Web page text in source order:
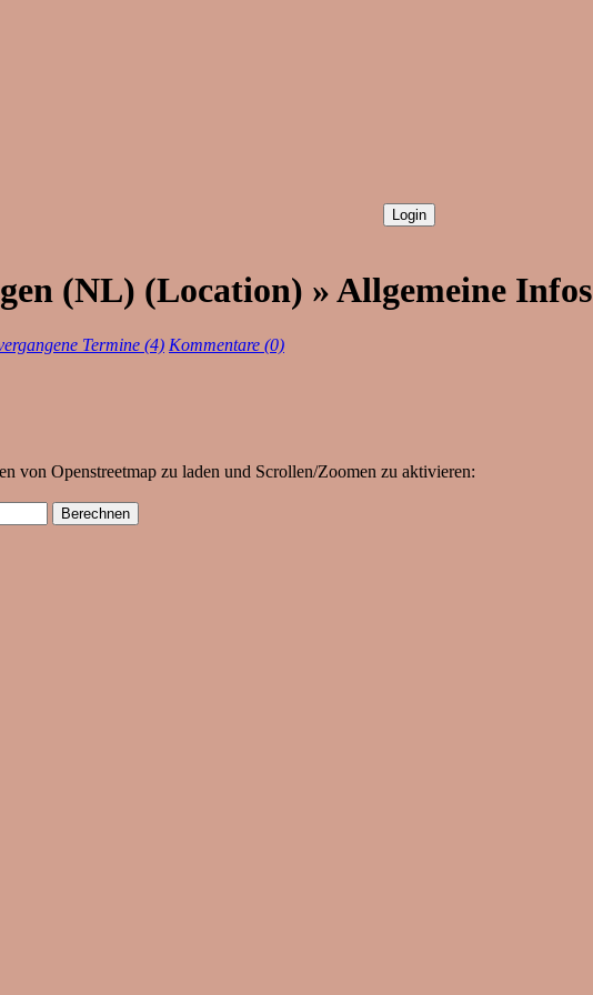
(NL) (Location) » Allgemeine Infos
Termine (4) Kommentare (0)
von Openstreetmap zu laden und Scrollen/Zoomen zu aktivieren: